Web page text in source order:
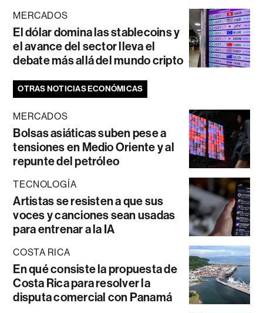
MERCADOS
El dólar domina las stablecoins y
el avance del sector lleva el
debate más allá del mundo cripto
OTRAS NOTICIAS ECONÓMICAS
MERCADOS
Bolsas asiáticas suben pese a
tensiones en Medio Oriente y al
repunte del petróleo
TECNOLOGÍA
Artistas se resisten a que sus
voces y canciones sean usadas
para entrenar a la IA
COSTA RICA
En qué consiste la propuesta de
Costa Rica para resolver la
disputa comercial con Panamá